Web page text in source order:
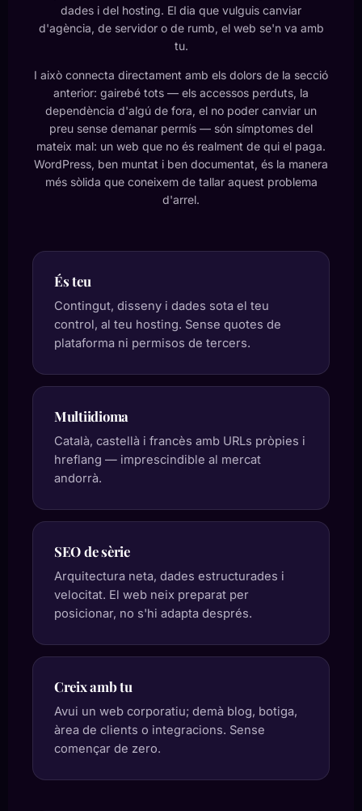
dades i del hosting. El dia que vulguis canviar
d'agència, de servidor o de rumb, el web se'n va amb
tu.
I això connecta directament amb els dolors de la secció
anterior: gairebé tots — els accessos perduts, la
dependència d'algú de fora, el no poder canviar un
preu sense demanar permís — són símptomes del
mateix mal: un web que no és realment de qui el paga.
WordPress, ben muntat i ben documentat, és la manera
més sòlida que coneixem de tallar aquest problema
d'arrel.
És teu
Contingut, disseny i dades sota el teu
control, al teu hosting. Sense quotes de
plataforma ni permisos de tercers.
Multiidioma
Català, castellà i francès amb URLs pròpies i
hreflang — imprescindible al mercat
andorrà.
SEO de sèrie
Arquitectura neta, dades estructurades i
velocitat. El web neix preparat per
posicionar, no s'hi adapta després.
Creix amb tu
Avui un web corporatiu; demà blog, botiga,
àrea de clients o integracions. Sense
començar de zero.